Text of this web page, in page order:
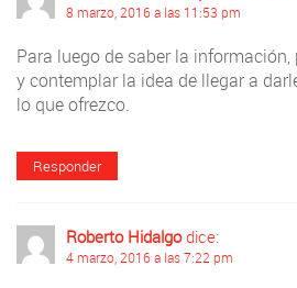
8 marzo, 2016 a las 11:53 pm
Para luego de saber la
y contemplar la idea de llegar a
lo que ofrezco.
Responder
Roberto Hidalgo dice:
4 marzo, 2016 a las 7:22 pm